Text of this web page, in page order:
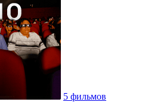
5 фильмов